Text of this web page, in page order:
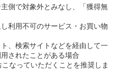
側で対象外とみなし、「獲得無
利用不可のサービス・お買い物
、検索サイトなどを経由して一
されたことがある場合
なっていただくことを推奨しま